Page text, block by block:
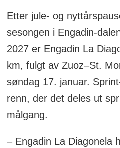
Etter jule- og
sesongen i Engadin-
2027 er Engadin La
km, fulgt av Zuoz–St.
søndag 17. januar.
renn, der det deles ut
målgang.
– Engadin La Diagonela